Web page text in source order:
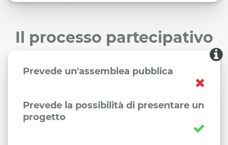
Il processo partecipativo
Prevede un'assemblea pubblica
Prevede la possibilità di presentare un
progetto